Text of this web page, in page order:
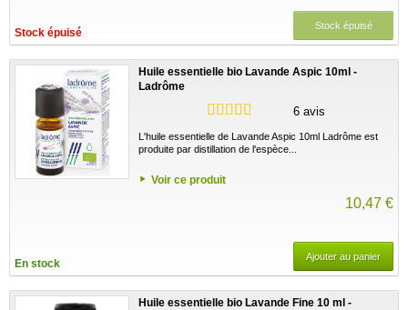
Stock épuisé
Stock épuisé
Huile essentielle bio Lavande Aspic 10ml -
Ladrôme
6 avis
L'huile essentielle de Lavande Aspic 10ml Ladrôme est
produite par distillation de l'espèce...
Voir ce produit
10,47 €
En stock
Ajouter au panier
Huile essentielle bio Lavande Fine 10 ml -